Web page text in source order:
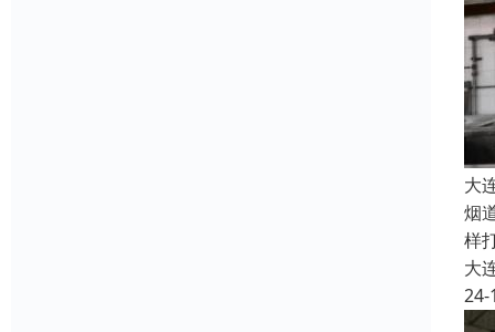
大
烟
样
大
24-